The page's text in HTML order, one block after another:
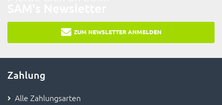
ZUM NEWSLETTER ANMELDEN
Zahlung
Alle Zahlungsarten